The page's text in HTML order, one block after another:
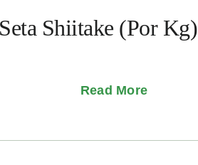
Seta Shiitake (Por Kg)
Read More